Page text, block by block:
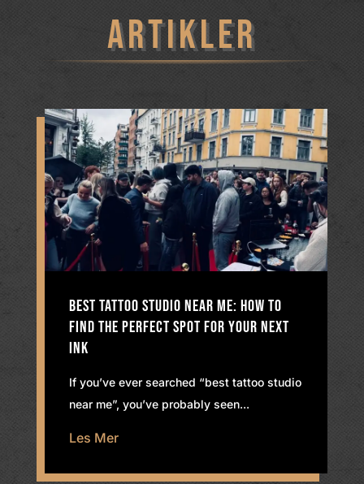
ARTIKLER
Best Tattoo Studio Near Me: How to
Find the Perfect Spot for Your Next
Ink
If you’ve ever searched “best tattoo studio
near me”, you’ve probably seen...
Les Mer